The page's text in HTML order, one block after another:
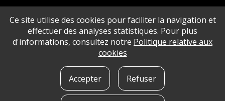
688 63 24 33 / 943 250 397
garabide[arroba]garabide[puntu]eus
PLAN DU SITE | ACCESSIBILITé | AVERTISSEMENT | POLITIQUE DE CONFIDENTIALITé |
Ce site utilise des cookies pour faciliter la navigation et
effectuer des analyses statistiques. Pour plus
d'informations, consultez notre Politique relative aux
cookies
Accepter Refuser